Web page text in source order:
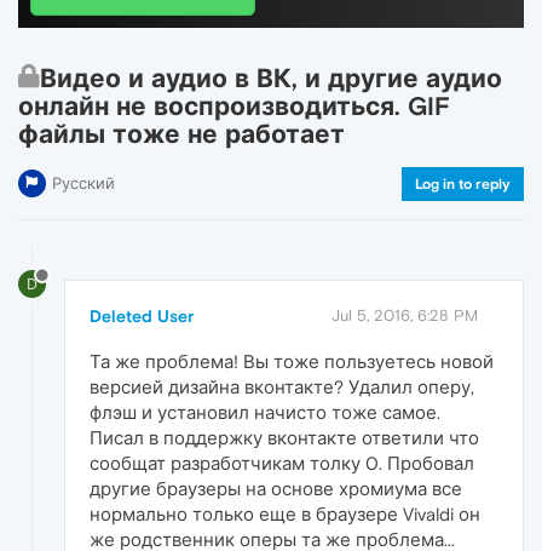
Видео и аудио в ВК, и другие аудио
онлайн не воспроизводиться. GIF
файлы тоже не работает
Русский Log in to reply
D
Deleted User Jul 5, 2016, 6:28 PM
Та же проблема! Вы тоже пользуетесь новой
версией дизайна вконтакте? Удалил оперу,
флэш и установил начисто тоже самое.
Писал в поддержку вконтакте ответили что
сообщат разработчикам толку 0. Пробовал
другие браузеры на основе хромиума все
нормально только еще в браузере Vivaldi он
же родственник оперы та же проблема...